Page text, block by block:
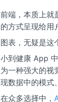
前端，本质上就
的方式呈现给用
图表，无疑是这
小到健康 App
为一种强大的视
现数据中的模式
在众多选择中，